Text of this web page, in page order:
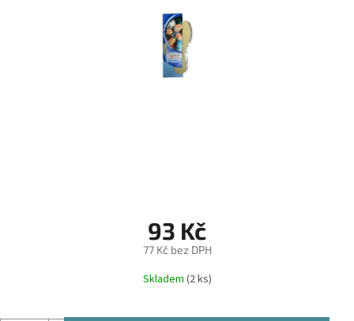
93 Kč
77 Kč bez DPH
Měrná
cena:
Skladem (2 ks)